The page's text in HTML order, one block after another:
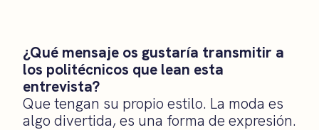
¿Qué mensaje os gustaría transmitir a
los politécnicos que lean esta
entrevista?
Que tengan su propio estilo. La moda es
algo divertida, es una forma de expresión.